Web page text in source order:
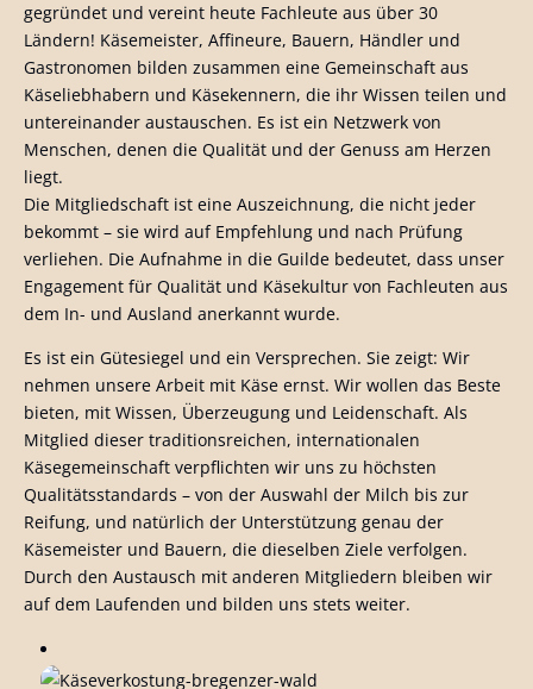
gegründet und vereint heute Fachleute aus über 30
Ländern! Käsemeister, Affineure, Bauern, Händler und
Gastronomen bilden zusammen eine Gemeinschaft aus
Käseliebhabern und Käsekennern, die ihr Wissen teilen und
untereinander austauschen. Es ist ein Netzwerk von
Menschen, denen die Qualität und der Genuss am Herzen
liegt.
Die Mitgliedschaft ist eine Auszeichnung, die nicht jeder
bekommt – sie wird auf Empfehlung und nach Prüfung
verliehen. Die Aufnahme in die Guilde bedeutet, dass unser
Engagement für Qualität und Käsekultur von Fachleuten aus
dem In- und Ausland anerkannt wurde.
Es ist ein Gütesiegel und ein Versprechen. Sie zeigt: Wir
nehmen unsere Arbeit mit Käse ernst. Wir wollen das Beste
bieten, mit Wissen, Überzeugung und Leidenschaft. Als
Mitglied dieser traditionsreichen, internationalen
Käsegemeinschaft verpflichten wir uns zu höchsten
Qualitätsstandards – von der Auswahl der Milch bis zur
Reifung, und natürlich der Unterstützung genau der
Käsemeister und Bauern, die dieselben Ziele verfolgen.
Durch den Austausch mit anderen Mitgliedern bleiben wir
auf dem Laufenden und bilden uns stets weiter.